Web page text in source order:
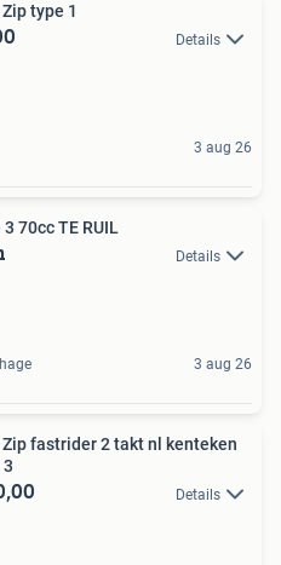
type 1
Details
3 aug 26
70cc TE RUIL
Details
3 aug 26
fastrider 2 takt nl kenteken
3
Details